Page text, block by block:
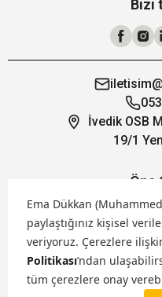
Ema Dükkan
paylaştığınız kişisel
veriyoruz. Çerezlere
Politikası’ndan
tüm çerezlere onay
Bizi
İvedik OSB
19/1
Öne